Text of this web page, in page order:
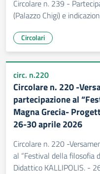
Circolare n. 239 -
(Palazzo Chigi) e
Circolari
circ. n.220
Circolare n. 220 -
partecipazione al
Magna Grecia-
26-30 aprile 2026
Circolare n. 220 -
al “Festival della filosofia
Didattico KALLIPOLIS. -